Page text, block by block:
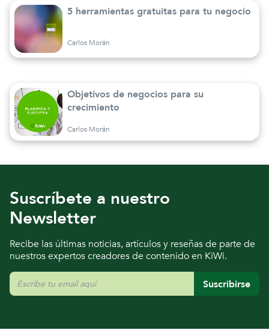
5 herramientas gratuitas para tu negocio
Carlos Morán
Objetivos de negocios para su
crecimiento
Carlos Morán
Suscríbete a nuestro
Newsletter
Recibe las últimas noticias, artículos y reseñas de parte de
nuestros expertos creadores de contenido en KiWi.